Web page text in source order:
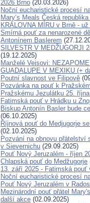
2026 Brno (20.03.2026)
Noční eucharistické procesí
Mary’s Meals Česká
KRÁLOVNA MÍRU v Brně -
Smírná pouť za nenarozené
Antonínem Baslerem
SILVESTR V MEDŽUGORJI
(19.12.2025)
Manželé Veisovi:
GUADALUPE V MEXIKU (+
Poutní slavnost ve Filipově
Pozvánka na pouť k
Pražskému Jezulátku 25.
Fatimská pouť v Hrádku u
Biskup Antonín Basler bude
(06.10.2025)
Říjnová pouť do Medjugorje
(02.10.2025)
Pozvání na obnovu přátelství
v Sievernichu (29.09.2025)
Pouť Nový Jeruzalém - říjen
Chlapská pouť do Medžugorje
13. září 2025 - Fatimská pouť
Noční eucharistické procesí
Pouť Nový Jeruzalém v
Mezinárodní pouť přátel
další akce (02.09.2025)